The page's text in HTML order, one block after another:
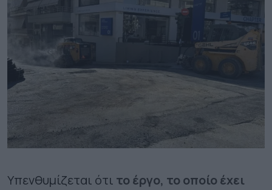
Υπενθυμίζεται ότι το έργο, το οποίο έχει